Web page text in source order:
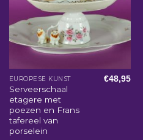
EUROPESE KUNST
Serveerschaal
etagere met
poezen en Frans
tafereel van
porselein
€48,95